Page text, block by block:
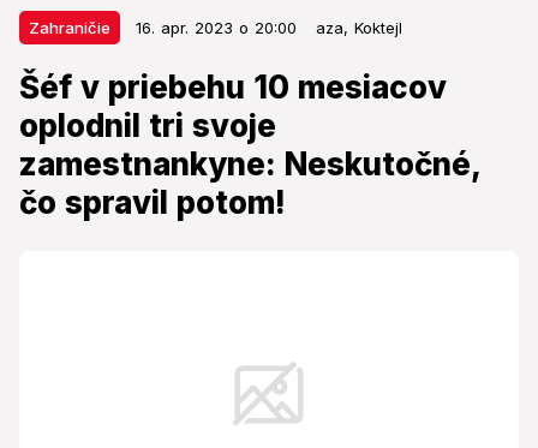
Zahraničie 16. apr. 2023 o 20:00 aza, Koktejl
Šéf v priebehu 10 mesiacov
oplodnil tri svoje
zamestnankyne: Neskutočné,
čo spravil potom!
Zahraničie 16. apr. 2023 o 20:00
Šéf v priebehu 10 mesiacov
oplodnil tri svoje zamestnankyne:
Neskutočné, čo spravil potom!
Komplikovaný milostný život podnikateľa.